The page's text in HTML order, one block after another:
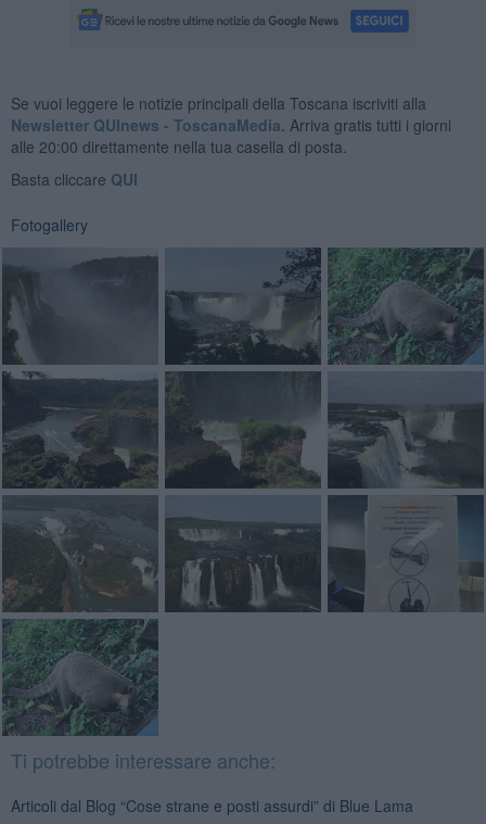
Se vuoi leggere le notizie principali della Toscana iscriviti alla
Newsletter QUInews - ToscanaMedia. Arriva gratis tutti i giorni
alle 20:00 direttamente nella tua casella di posta.
Basta cliccare QUI
Fotogallery
Ti potrebbe interessare anche:
Articoli dal Blog “Cose strane e posti assurdi” di Blue Lama